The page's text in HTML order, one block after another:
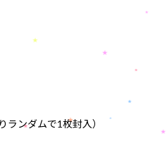
ンダムで1枚封入）